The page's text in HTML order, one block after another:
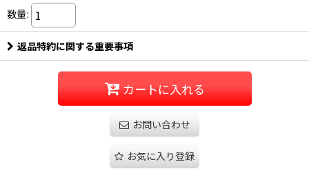
数量:
返品特約に関する重要事項
カートに入れる
お問い合わせ
お気に入り登録